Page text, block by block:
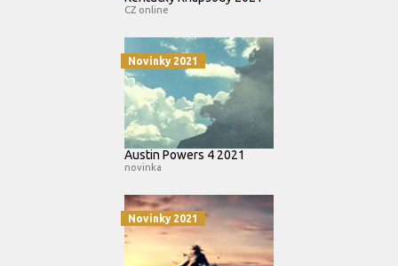
CZ online
Novinky 2021
Austin Powers 4 2021
novinka
Novinky 2021